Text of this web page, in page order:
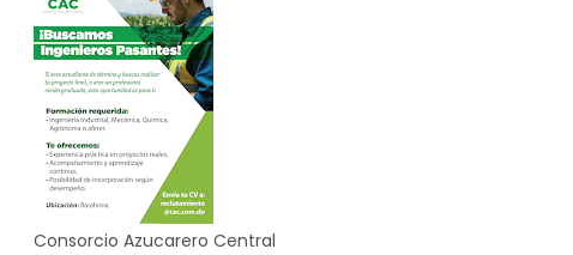
Consorcio Azucarero Central